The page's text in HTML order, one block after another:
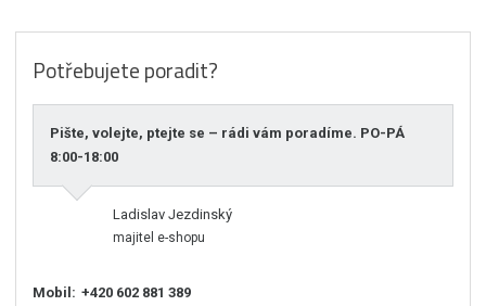
Potřebujete poradit?
Pište, volejte, ptejte se – rádi vám poradíme. PO-PÁ
8:00-18:00
Ladislav Jezdinský
majitel e-shopu
Mobil: +420 602 881 389